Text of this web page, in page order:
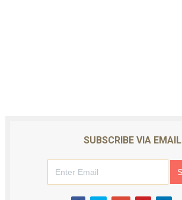
SUBSCRIBE VIA EMAIL